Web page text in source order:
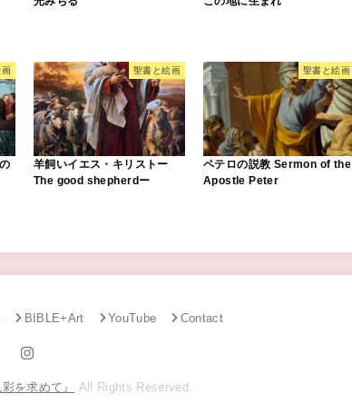
画 聖書と絵画
羊飼いイエス・キリストー
The good shepherdー
聖書と絵画
ペテロの説教 Sermon of the
Apostle Peter
BIBLE+Art YouTube Contact
を求めて』 All Rights Reserved.